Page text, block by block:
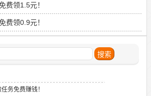
费领1.5元！
费领0.9元！
务免费赚钱！